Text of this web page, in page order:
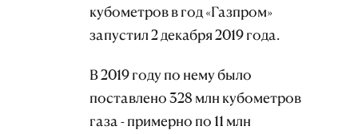
кубометров в год «Газпром»
запустил 2 декабря 2019 года.
В 2019 году по нему было
поставлено 328 млн кубометров
газа - примерно по 11 млн